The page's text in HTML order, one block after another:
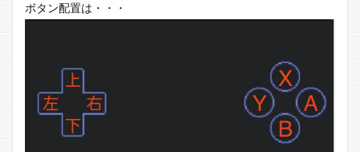
ボタン配置は・・・